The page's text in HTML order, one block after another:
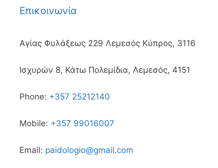
Επικοινωνία
Αγίας Φυλάξεως 229 Λεμεσός Κύπρος, 3116
Ισχυρών 8, Κάτω Πολεμίδια, Λεμεσός, 4151
Phone: +357 25212140
Mobile: +357 99016007
Email: paidologio@gmail.com